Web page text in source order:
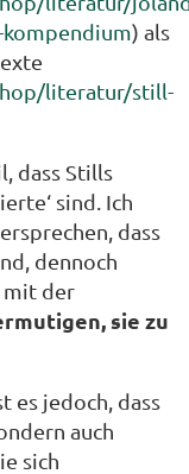
) als
literatur/still-
dass Stills
sind. Ich
dass
dennoch
mit der
sie zu
es jedoch, dass
auch
sich